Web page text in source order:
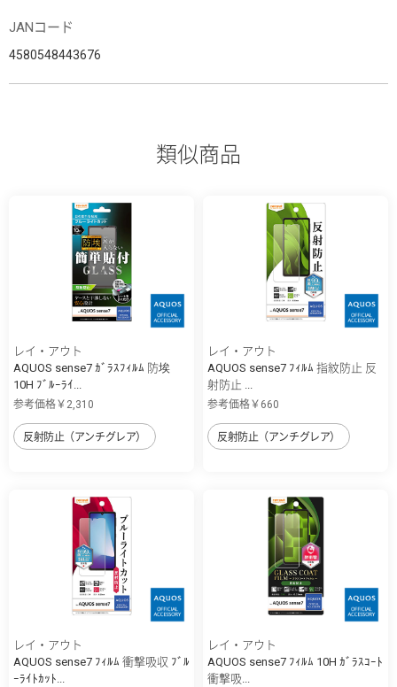
JANコード
4580548443676
類似商品
レイ・アウト
AQUOS sense7 ｶﾞﾗｽﾌｨﾙﾑ 防埃
10H ﾌﾞﾙｰﾗｲ...
参考価格￥2,310
反射防止（アンチグレア）
レイ・アウト
AQUOS sense7 ﾌｨﾙﾑ 指紋防止 反
射防止 ...
参考価格￥660
反射防止（アンチグレア）
レイ・アウト
AQUOS sense7 ﾌｨﾙﾑ 衝撃吸収 ﾌﾞﾙ
ｰﾗｲﾄｶｯﾄ...
レイ・アウト
AQUOS sense7 ﾌｨﾙﾑ 10H ｶﾞﾗｽｺｰﾄ
衝撃吸...